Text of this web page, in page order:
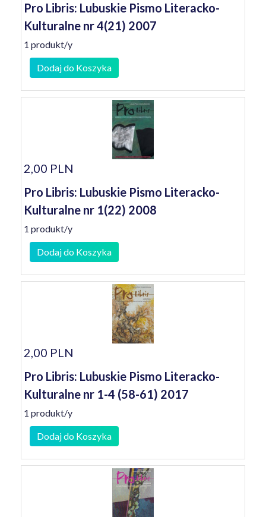
Pro Libris: Lubuskie Pismo Literacko-
Kulturalne nr 4(21) 2007
1 produkt/y
Dodaj do Koszyka
2,00 PLN
Pro Libris: Lubuskie Pismo Literacko-
Kulturalne nr 1(22) 2008
1 produkt/y
Dodaj do Koszyka
2,00 PLN
Pro Libris: Lubuskie Pismo Literacko-
Kulturalne nr 1-4 (58-61) 2017
1 produkt/y
Dodaj do Koszyka